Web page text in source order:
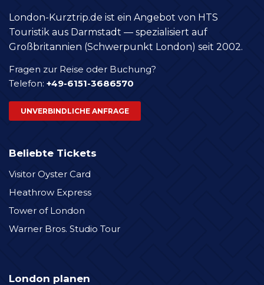
London-Kurztrip.de ist ein Angebot von HTS
Touristik aus Darmstadt — spezialisiert auf
Großbritannien (Schwerpunkt London) seit 2002.
Fragen zur Reise oder Buchung?
Telefon: +49-6151-3686570
UNVERBINDLICHE ANFRAGE
Beliebte Tickets
Visitor Oyster Card
Heathrow Express
Tower of London
Warner Bros. Studio Tour
London planen